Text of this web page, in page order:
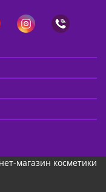
магазин косметики